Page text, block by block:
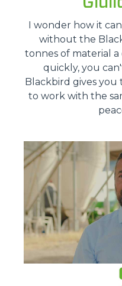
I wonder how it
without the
tonnes of material
quickly, you
Blackbird gives you
to work with the